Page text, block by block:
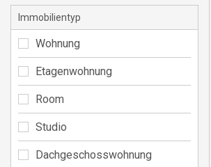
Immobilientyp
Wohnung
Etagenwohnung
Room
Studio
Dachgeschosswohnung